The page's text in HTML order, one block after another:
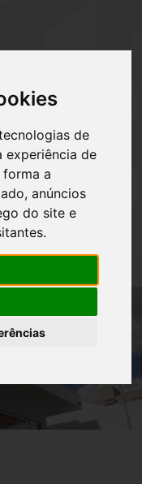
de
experiência de
a
anúncios
do site e